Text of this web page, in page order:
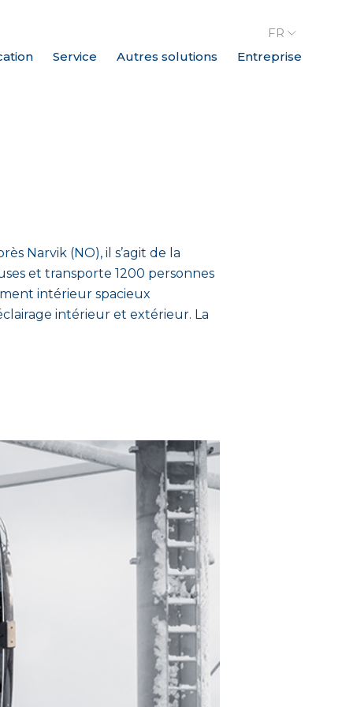
Service Autres solutions Entreprise
FR
Narvik (NO), il s’agit de la
et transporte 1200 personnes
intérieur spacieux
intérieur et extérieur. La